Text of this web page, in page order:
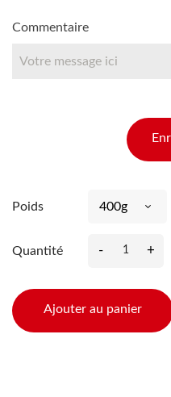
Commentaire
Poids
Quantité - +
Ajouter au panier